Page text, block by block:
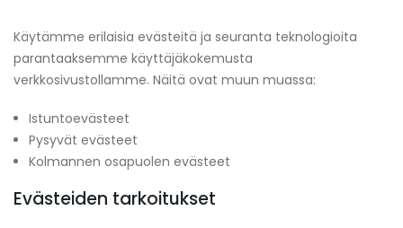
Käytämme erilaisia evästeitä ja seuranta teknologioita
parantaaksemme käyttäjäkokemusta
verkkosivustollamme. Näitä ovat muun muassa:
Istuntoevästeet
Pysyvät evästeet
Kolmannen osapuolen evästeet
Evästeiden tarkoitukset